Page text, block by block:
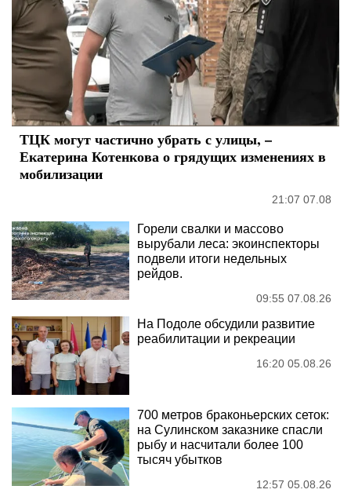
ТЦК могут частично убрать с улицы, –
Екатерина Котенкова о грядущих изменениях в
мобилизации
21:07 07.08
Горели свалки и массово
вырубали леса: экоинспекторы
подвели итоги недельных
рейдов.
09:55 07.08.26
На Подоле обсудили развитие
реабилитации и рекреации
16:20 05.08.26
700 метров браконьерских сеток:
на Сулинском заказнике спасли
рыбу и насчитали более 100
тысяч убытков
12:57 05.08.26